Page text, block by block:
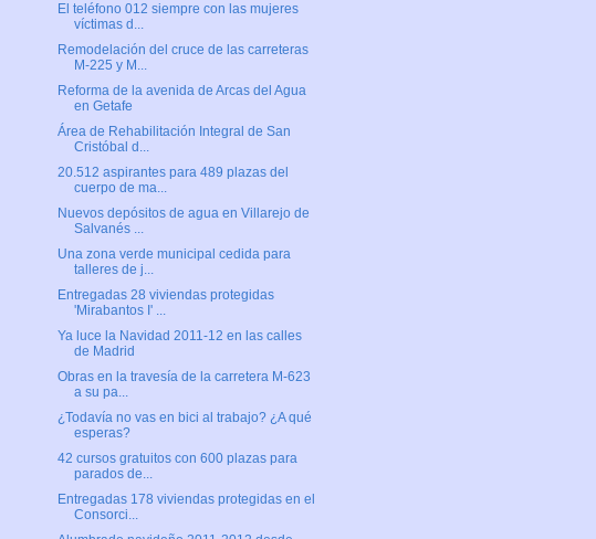
El teléfono 012 siempre con las mujeres
víctimas d...
Remodelación del cruce de las carreteras
M-225 y M...
Reforma de la avenida de Arcas del Agua
en Getafe
Área de Rehabilitación Integral de San
Cristóbal d...
20.512 aspirantes para 489 plazas del
cuerpo de ma...
Nuevos depósitos de agua en Villarejo de
Salvanés ...
Una zona verde municipal cedida para
talleres de j...
Entregadas 28 viviendas protegidas
'Mirabantos I' ...
Ya luce la Navidad 2011-12 en las calles
de Madrid
Obras en la travesía de la carretera M-623
a su pa...
¿Todavía no vas en bici al trabajo? ¿A qué
esperas?
42 cursos gratuitos con 600 plazas para
parados de...
Entregadas 178 viviendas protegidas en el
Consorci...